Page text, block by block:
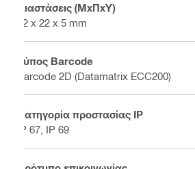
Διαστάσεις (ΜxΠxΥ)
32 x 22 x 5 mm
Τύπος Barcode
Barcode 2D (Datamatrix ECC200)
Κατηγορία προστασίας IP
IP 67, IP 69